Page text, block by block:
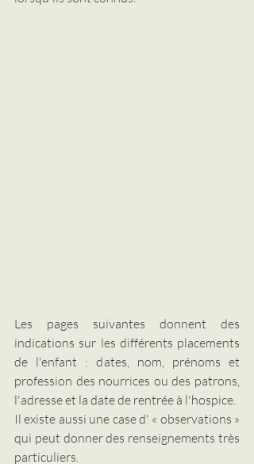
Les pages suivantes donnent des
indications sur les différents placements
de l'enfant : dates, nom, prénoms et
profession des nourrices ou des patrons,
l'adresse et la date de rentrée à l'hospice.
Il existe aussi une case d' « observations »
qui peut donner des renseignements très
particuliers.